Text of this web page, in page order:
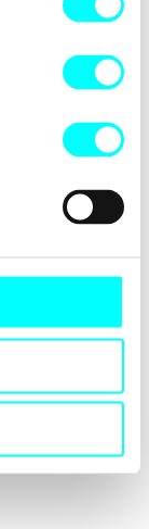
occurred while
consolefor